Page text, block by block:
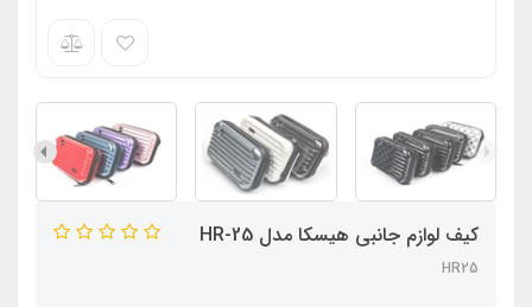
کیف لوازم جانبی هیسکا مدل HR-25
HR25